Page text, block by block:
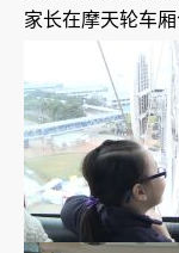
家长在摩天轮车厢